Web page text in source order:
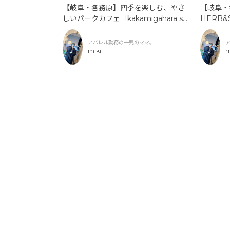
【岐阜・各務原】四季を楽しむ、やさ
しいパークカフェ「kakamigahara st
and（カカミガハラスタンド）」
アパレル勤務の一児のママ。
miki
【岐阜
スパイ
ーブと